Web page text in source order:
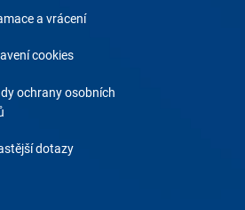
a vrácení
cookies
ochrany osobních
dotazy